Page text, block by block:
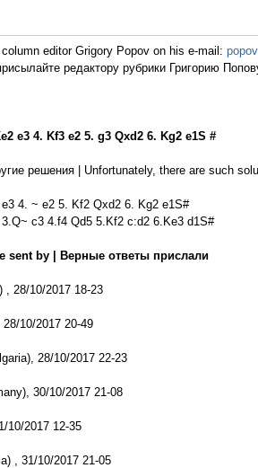
editor Grigory Popov on his e-mail:
редактору рубрики Григорию
e3 4. Kf3 e2 5. g3 Qxd2 6. Kg2 e1S #
решения | Unfortunately, there are such
4. ~ e2 5. Kf2 Qxd2 6. Kg2 e1S#
c3 4.f4 Qd5 5.Kf2 c:d2 6.Ke3 d1S#
sent by | Верные ответы прислали
, 28/10/2017 18-23
10/2017 20-49
28/10/2017 22-23
30/10/2017 21-08
10/2017 12-35
, 31/10/2017 21-05